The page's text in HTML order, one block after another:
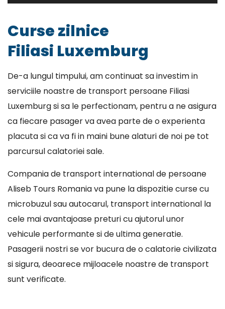
Curse zilnice
Filiasi Luxemburg
De-a lungul timpului, am continuat sa investim in
serviciile noastre de transport persoane Filiasi
Luxemburg si sa le perfectionam, pentru a ne asigura
ca fiecare pasager va avea parte de o experienta
placuta si ca va fi in maini bune alaturi de noi pe tot
parcursul calatoriei sale.
Compania de transport international de persoane
Aliseb Tours Romania va pune la dispozitie curse cu
microbuzul sau autocarul, transport international la
cele mai avantajoase preturi cu ajutorul unor
vehicule performante si de ultima generatie.
Pasagerii nostri se vor bucura de o calatorie civilizata
si sigura, deoarece mijloacele noastre de transport
sunt verificate.